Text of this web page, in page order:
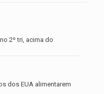
2º tri, acima do
dos EUA alimentarem